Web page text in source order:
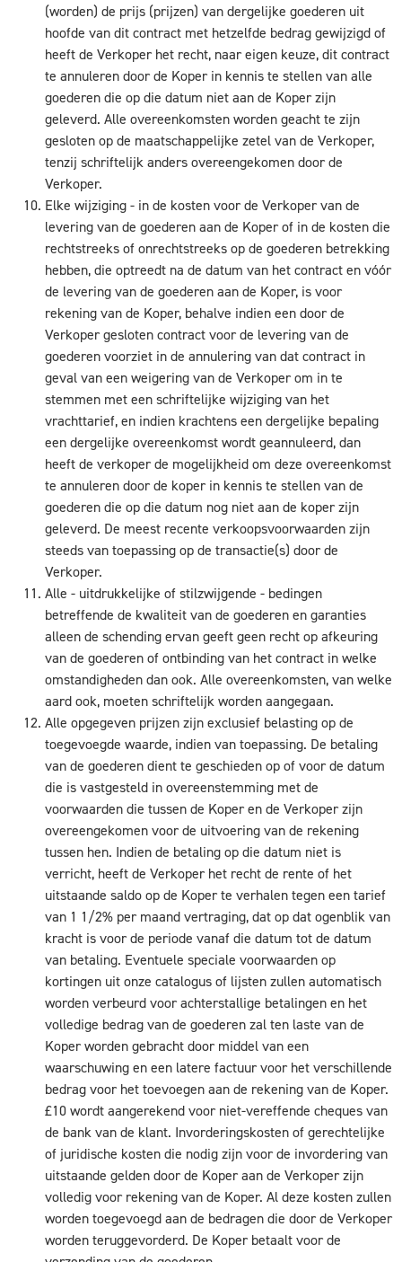
(worden) de prijs (prijzen) van dergelijke goederen uit
hoofde van dit contract met hetzelfde bedrag gewijzigd of
heeft de Verkoper het recht, naar eigen keuze, dit contract
te annuleren door de Koper in kennis te stellen van alle
goederen die op die datum niet aan de Koper zijn
geleverd. Alle overeenkomsten worden geacht te zijn
gesloten op de maatschappelijke zetel van de Verkoper,
tenzij schriftelijk anders overeengekomen door de
Verkoper.
Elke wijziging - in de kosten voor de Verkoper van de
levering van de goederen aan de Koper of in de kosten die
rechtstreeks of onrechtstreeks op de goederen betrekking
hebben, die optreedt na de datum van het contract en vóór
de levering van de goederen aan de Koper, is voor
rekening van de Koper, behalve indien een door de
Verkoper gesloten contract voor de levering van de
goederen voorziet in de annulering van dat contract in
geval van een weigering van de Verkoper om in te
stemmen met een schriftelijke wijziging van het
vrachttarief, en indien krachtens een dergelijke bepaling
een dergelijke overeenkomst wordt geannuleerd, dan
heeft de verkoper de mogelijkheid om deze overeenkomst
te annuleren door de koper in kennis te stellen van de
goederen die op die datum nog niet aan de koper zijn
geleverd. De meest recente verkoopsvoorwaarden zijn
steeds van toepassing op de transactie(s) door de
Verkoper.
Alle - uitdrukkelijke of stilzwijgende - bedingen
betreffende de kwaliteit van de goederen en garanties
alleen de schending ervan geeft geen recht op afkeuring
van de goederen of ontbinding van het contract in welke
omstandigheden dan ook. Alle overeenkomsten, van welke
aard ook, moeten schriftelijk worden aangegaan.
Alle opgegeven prijzen zijn exclusief belasting op de
toegevoegde waarde, indien van toepassing. De betaling
van de goederen dient te geschieden op of voor de datum
die is vastgesteld in overeenstemming met de
voorwaarden die tussen de Koper en de Verkoper zijn
overeengekomen voor de uitvoering van de rekening
tussen hen. Indien de betaling op die datum niet is
verricht, heeft de Verkoper het recht de rente of het
uitstaande saldo op de Koper te verhalen tegen een tarief
van 1 1/2% per maand vertraging, dat op dat ogenblik van
kracht is voor de periode vanaf die datum tot de datum
van betaling. Eventuele speciale voorwaarden op
kortingen uit onze catalogus of lijsten zullen automatisch
worden verbeurd voor achterstallige betalingen en het
volledige bedrag van de goederen zal ten laste van de
Koper worden gebracht door middel van een
waarschuwing en een latere factuur voor het verschillende
bedrag voor het toevoegen aan de rekening van de Koper.
£10 wordt aangerekend voor niet-vereffende cheques van
de bank van de klant. Invorderingskosten of gerechtelijke
of juridische kosten die nodig zijn voor de invordering van
uitstaande gelden door de Koper aan de Verkoper zijn
volledig voor rekening van de Koper. Al deze kosten zullen
worden toegevoegd aan de bedragen die door de Verkoper
worden teruggevorderd. De Koper betaalt voor de